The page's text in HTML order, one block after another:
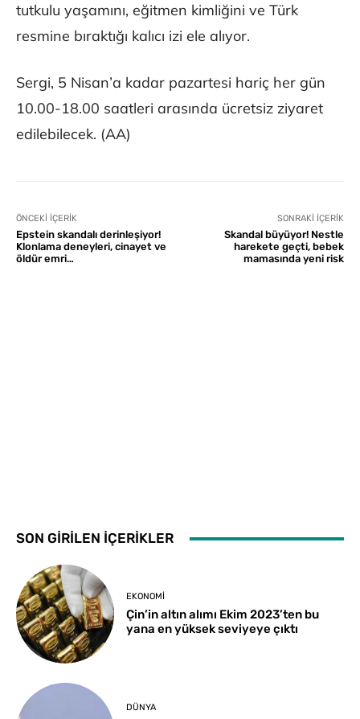
tutkulu yaşamını, eğitmen kimliğini ve Türk
resmine bıraktığı kalıcı izi ele alıyor.
Sergi, 5 Nisan’a kadar pazartesi hariç her gün
10.00-18.00 saatleri arasında ücretsiz ziyaret
edilebilecek. (AA)
ÖNCEKI İÇERIK
Epstein skandalı derinleşiyor!
Klonlama deneyleri, cinayet ve
öldür emri…
SONRAKI İÇERIK
Skandal büyüyor! Nestle
harekete geçti, bebek
mamasında yeni risk
SON GİRİLEN İÇERİKLER
EKONOMI
Çin’in altın alımı Ekim 2023’ten bu
yana en yüksek seviyeye çıktı
DÜNYA